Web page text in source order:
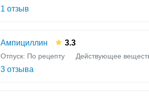
1 отзыв
Ампициллин 3.3
Отпуск: По рецепту Действующее
3 отзыва